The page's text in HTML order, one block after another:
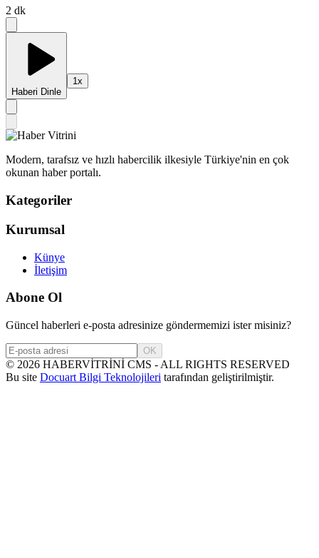
2 dk
Haberi Dinle
1x
Modern, tarafsız ve hızlı habercilik ilkesiyle Türkiye'nin en çok
okunan haber portalı.
Kategoriler
Kurumsal
Künye
İletişim
Abone Ol
Güncel haberleri e-posta adresinize göndermemizi ister misiniz?
OK
© 2026 HABERVİTRİNİ CMS - ALL RIGHTS RESERVED
Bu site Docuart Bilgi Teknolojileri tarafından geliştirilmiştir.